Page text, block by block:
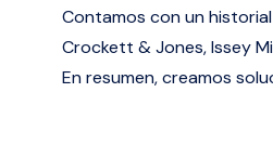
Contamos con un
Crockett & Jones, Issey
En resumen, creamos